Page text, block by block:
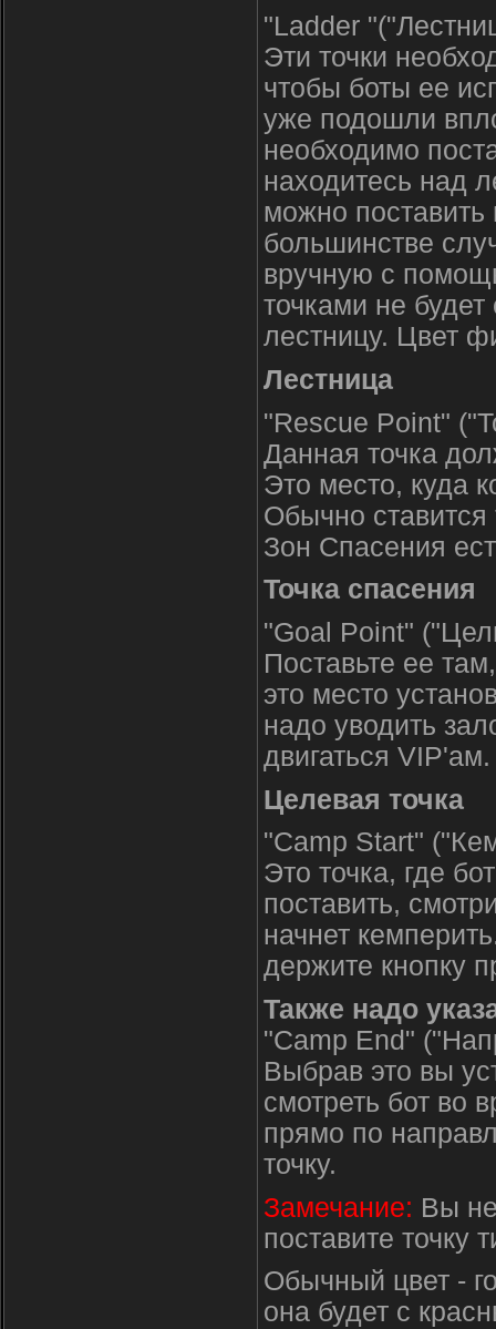
"Ladder
Эти точки
чтобы боты ее
уже подошли
необходимо
находитесь над
можно поставить
большинстве
вручную с
точками не
лестницу. Цвет
Лестница
"Rescue Point"
Данная точка
Это место, куда
Обычно ставится
Зон Спасения
Точка спасения
"Goal Point"
Поставьте ее
это место
надо уводить
двигаться
Целевая точка
"Camp Start"
Это точка, где
поставить,
начнет
держите кнопку
Также надо
"Camp End"
Выбрав это вы
смотреть бот во
прямо по
точку.
Замечание: Вы не
поставите точку
Обычный цвет -
она будет с